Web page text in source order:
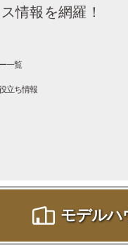
情報を網羅！
一覧
立ち情報
モデルハ